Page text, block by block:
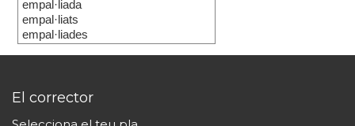
empal·liada
empal·liats
empal·liades
El corrector